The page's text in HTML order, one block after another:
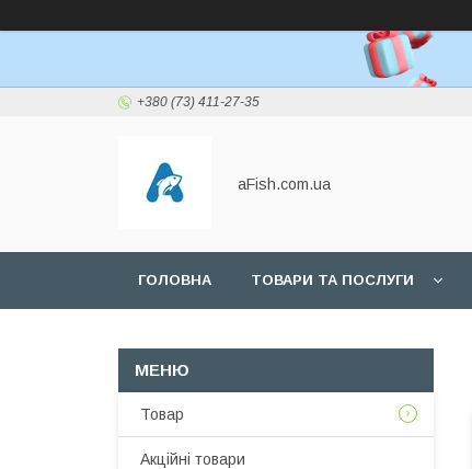
+380 (73) 411-27-35
aFish.com.ua
ГОЛОВНА ТОВАРИ ТА ПОСЛУГИ
Товар
Акційні товари